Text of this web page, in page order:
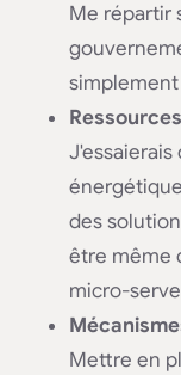
Me répartir
J'essaierais
des
être même
micro-
Mettre en